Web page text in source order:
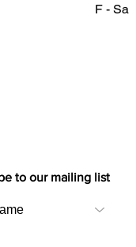
F - Sa
to our mailing list